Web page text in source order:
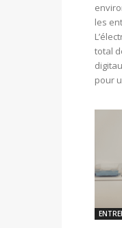
les
total
pour